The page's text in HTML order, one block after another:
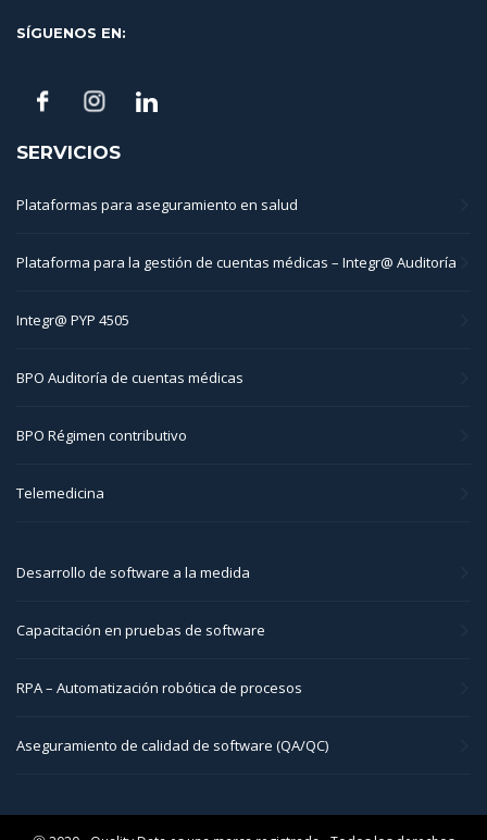
SÍGUENOS EN:
SERVICIOS
Plataformas para aseguramiento en salud
Plataforma para la gestión de cuentas médicas – Integr@ Auditoría
Integr@ PYP 4505
BPO Auditoría de cuentas médicas
BPO Régimen contributivo
Telemedicina
Desarrollo de software a la medida
Capacitación en pruebas de software
RPA – Automatización robótica de procesos
Aseguramiento de calidad de software (QA/QC)